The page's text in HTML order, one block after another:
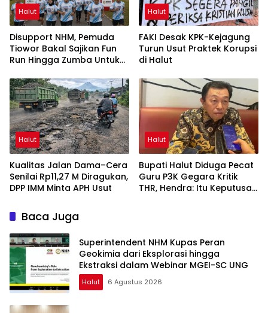
Halut
Disupport NHM, Pemuda
Tiowor Bakal Sajikan Fun
Run Hingga Zumba Untuk
Halut
FAKI Desak KPK-Kejagung
Turun Usut Praktek Korupsi
di Halut
Halut
Kualitas Jalan Dama–Cera
Senilai Rp11,27 M Diragukan,
DPP IMM Minta APH Usut
Halut
Bupati Halut Diduga Pecat
Guru P3K Gegara Kritik
THR, Hendra: Itu Keputusan
Baca Juga
Superintendent NHM Kupas Peran
Geokimia dari Eksplorasi hingga
Ekstraksi dalam Webinar MGEI-SC UNG
Halut 6 Agustus 2026